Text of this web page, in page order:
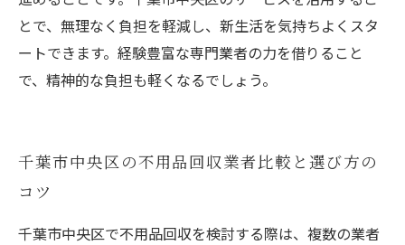
とで、無理なく負担を軽減し、新生活を気持ちよくスタ
ートできます。経験豊富な専門業者の力を借りること
で、精神的な負担も軽くなるでしょう。
千葉市中央区の不用品回収業者比較と選び方の
コツ
千葉市中央区で不用品回収を検討する際は、複数の業者